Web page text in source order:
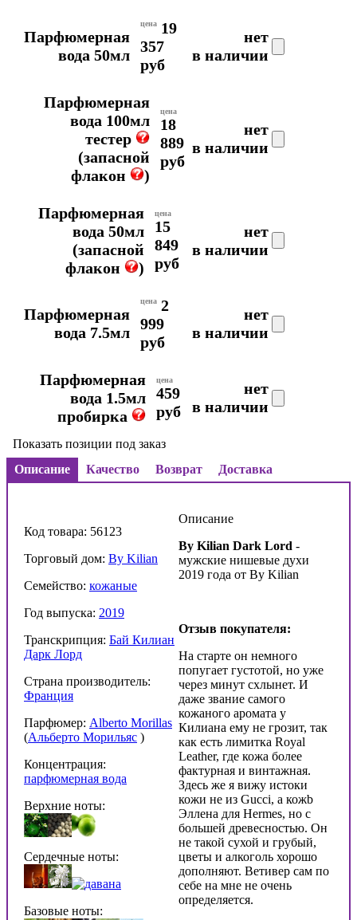
Парфюмерная
вода 50мл
цена 19
357
руб
нет
в наличии
Парфюмерная
вода 100мл
тестер
(запасной
флакон
)
цена
18
889
руб
нет
в наличии
Парфюмерная
вода 50мл
(запасной
флакон
)
цена
15
849
руб
нет
в наличии
Парфюмерная
вода 7.5мл
цена 2
999
руб
нет
в наличии
Парфюмерная
вода 1.5мл
пробирка
цена
459
руб
нет
в наличии
Показать позиции под заказ
Описание
Качество Возврат Доставка
Код товара: 56123
Торговый дом: By Kilian
Семейство: кожаные
Год выпуска: 2019
Транскрипция: Бай Килиан
Дарк Лорд
Страна производитель:
Франция
Парфюмер: Alberto Morillas
(Альберто Морильяс )
Концентрация:
парфюмерная вода
Верхние ноты:
Сердечные ноты:
Базовые ноты:
Описание
By Kilian Dark Lord -
мужские нишевые духи
2019 года от By Kilian
Отзыв покупателя:
На старте он немного
попугает густотой, но уже
через минут схлынет. И
даже звание самого
кожаного аромата у
Килиана ему не грозит, так
как есть лимитка Royal
Leather, где кожа более
фактурная и винтажная.
Здесь же я вижу истоки
кожи не из Gucci, а кожb
Эллена для Hermes, но с
большей древесностью. Он
не такой сухой и грубый,
цветы и алкоголь хорошо
дополняют. Ветивер сам по
себе на мне не очень
определяется.